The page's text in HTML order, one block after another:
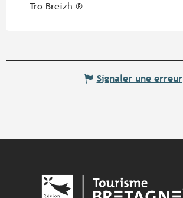
Tro Breizh ®
Signaler une erreur